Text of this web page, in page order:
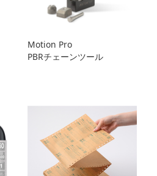
Motion Pro
PBRチェーンツール